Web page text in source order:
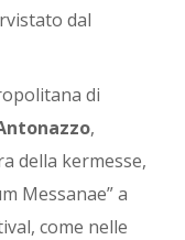
dal
di
,
della kermesse,
Messanae” a
come nelle